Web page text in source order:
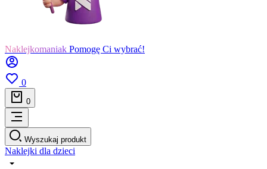
Naklejkomaniak Pomogę Ci wybrać!
0
0
Wyszukaj produkt
Naklejki dla dzieci